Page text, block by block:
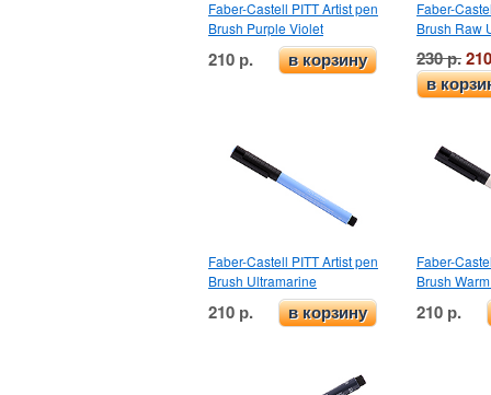
Faber-Castell PITT Artist pen
Brush Purple Violet
210 р. в корзину
Faber-
Brush Raw
230 р.
в
Faber-Castell PITT Artist pen
Brush Ultramarine
210 р. в корзину
Faber-
Brush
210 р.